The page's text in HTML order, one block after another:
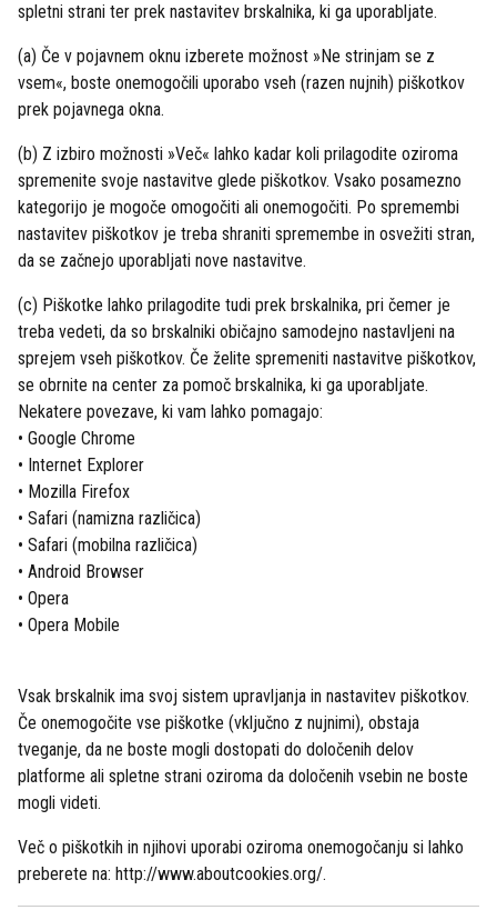
spletni strani ter prek nastavitev brskalnika, ki ga uporabljate.
(a) Če v pojavnem oknu izberete možnost »Ne strinjam se z
vsem«, boste onemogočili uporabo vseh (razen nujnih) piškotkov
prek pojavnega okna.
(b) Z izbiro možnosti »Več« lahko kadar koli prilagodite oziroma
spremenite svoje nastavitve glede piškotkov. Vsako posamezno
kategorijo je mogoče omogočiti ali onemogočiti. Po spremembi
nastavitev piškotkov je treba shraniti spremembe in osvežiti stran,
da se začnejo uporabljati nove nastavitve.
(c) Piškotke lahko prilagodite tudi prek brskalnika, pri čemer je
treba vedeti, da so brskalniki običajno samodejno nastavljeni na
sprejem vseh piškotkov. Če želite spremeniti nastavitve piškotkov,
se obrnite na center za pomoč brskalnika, ki ga uporabljate.
Nekatere povezave, ki vam lahko pomagajo:
• Google Chrome
• Internet Explorer
• Mozilla Firefox
• Safari (namizna različica)
• Safari (mobilna različica)
• Android Browser
• Opera
• Opera Mobile
Vsak brskalnik ima svoj sistem upravljanja in nastavitev piškotkov.
Če onemogočite vse piškotke (vključno z nujnimi), obstaja
tveganje, da ne boste mogli dostopati do določenih delov
platforme ali spletne strani oziroma da določenih vsebin ne boste
mogli videti.
Več o piškotkih in njihovi uporabi oziroma onemogočanju si lahko
preberete na: http://www.aboutcookies.org/.